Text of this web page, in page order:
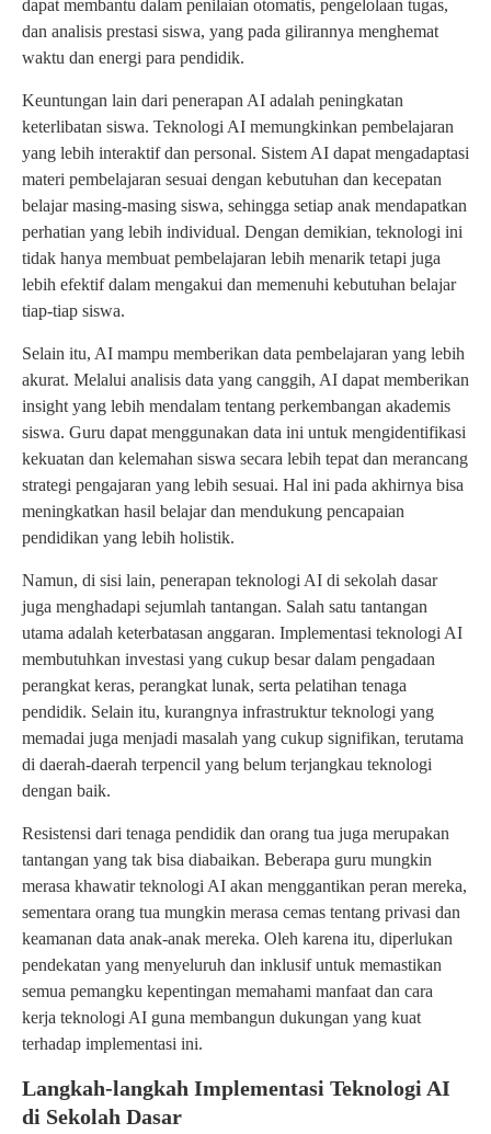
dapat membantu dalam penilaian otomatis, pengelolaan tugas,
dan analisis prestasi siswa, yang pada gilirannya menghemat
waktu dan energi para pendidik.
Keuntungan lain dari penerapan AI adalah peningkatan
keterlibatan siswa. Teknologi AI memungkinkan pembelajaran
yang lebih interaktif dan personal. Sistem AI dapat mengadaptasi
materi pembelajaran sesuai dengan kebutuhan dan kecepatan
belajar masing-masing siswa, sehingga setiap anak mendapatkan
perhatian yang lebih individual. Dengan demikian, teknologi ini
tidak hanya membuat pembelajaran lebih menarik tetapi juga
lebih efektif dalam mengakui dan memenuhi kebutuhan belajar
tiap-tiap siswa.
Selain itu, AI mampu memberikan data pembelajaran yang lebih
akurat. Melalui analisis data yang canggih, AI dapat memberikan
insight yang lebih mendalam tentang perkembangan akademis
siswa. Guru dapat menggunakan data ini untuk mengidentifikasi
kekuatan dan kelemahan siswa secara lebih tepat dan merancang
strategi pengajaran yang lebih sesuai. Hal ini pada akhirnya bisa
meningkatkan hasil belajar dan mendukung pencapaian
pendidikan yang lebih holistik.
Namun, di sisi lain, penerapan teknologi AI di sekolah dasar
juga menghadapi sejumlah tantangan. Salah satu tantangan
utama adalah keterbatasan anggaran. Implementasi teknologi AI
membutuhkan investasi yang cukup besar dalam pengadaan
perangkat keras, perangkat lunak, serta pelatihan tenaga
pendidik. Selain itu, kurangnya infrastruktur teknologi yang
memadai juga menjadi masalah yang cukup signifikan, terutama
di daerah-daerah terpencil yang belum terjangkau teknologi
dengan baik.
Resistensi dari tenaga pendidik dan orang tua juga merupakan
tantangan yang tak bisa diabaikan. Beberapa guru mungkin
merasa khawatir teknologi AI akan menggantikan peran mereka,
sementara orang tua mungkin merasa cemas tentang privasi dan
keamanan data anak-anak mereka. Oleh karena itu, diperlukan
pendekatan yang menyeluruh dan inklusif untuk memastikan
semua pemangku kepentingan memahami manfaat dan cara
kerja teknologi AI guna membangun dukungan yang kuat
terhadap implementasi ini.
Langkah-langkah Implementasi Teknologi AI
di Sekolah Dasar